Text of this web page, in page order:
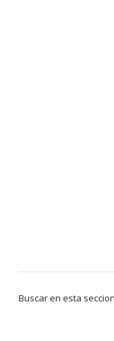
Buscar en esta